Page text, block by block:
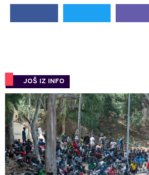
JOŠ IZ INFO